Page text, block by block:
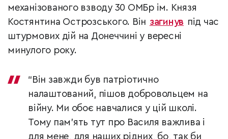
механізованого взводу 30 ОМБр ім. Князя
Костянтина Острозського. Він загинув під час
штурмових дій на Донеччині у вересні
минулого року.
“Він завжди був патріотично
налаштований, пішов добровольцем на
війну. Ми обоє навчалися у цій школі.
Тому пам’ять тут про Василя важлива і
для мене, для наших рідних, бо, так би